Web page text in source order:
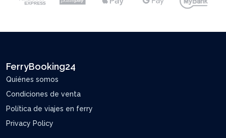
FerryBooking24
Quiénes somos
Condiciones de venta
Política de viajes en ferry
Privacy Policy